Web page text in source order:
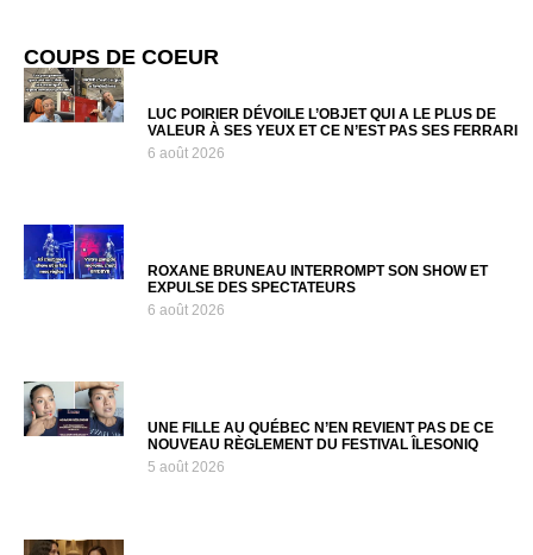
COUPS DE COEUR
LUC POIRIER DÉVOILE L’OBJET QUI A LE PLUS DE
VALEUR À SES YEUX ET CE N’EST PAS SES FERRARI
6 août 2026
ROXANE BRUNEAU INTERROMPT SON SHOW ET
EXPULSE DES SPECTATEURS
6 août 2026
UNE FILLE AU QUÉBEC N’EN REVIENT PAS DE CE
NOUVEAU RÈGLEMENT DU FESTIVAL ÎLESONIQ
5 août 2026